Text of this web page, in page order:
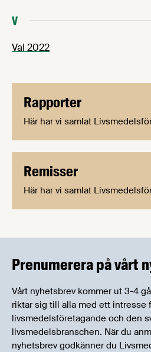
V
Val 2022
Rapporter
Här har vi samlat
Remisser
Här har vi samlat
Prenumerera på vårt
Vårt nyhetsbrev kommer ut 3-4
riktar sig till alla med ett intresse
livsmedelsföretagande och den
livsmedelsbranschen. När du
nyhetsbrev godkänner du